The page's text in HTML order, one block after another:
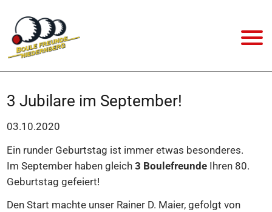
3 Jubilare im September!
03.10.2020
Ein runder Geburtstag ist immer etwas besonderes.
Im September haben gleich3 Boulefreunde Ihren 80.
Geburtstag gefeiert!
Den Start machte unser Rainer D. Maier, gefolgt von